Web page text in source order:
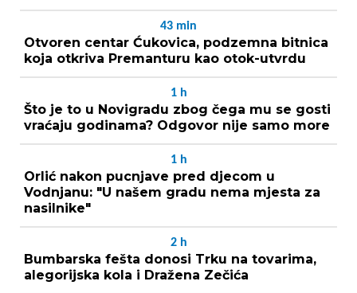
43 min
Otvoren centar Ćukovica, podzemna bitnica
koja otkriva Premanturu kao otok-utvrdu
1 h
Što je to u Novigradu zbog čega mu se gosti
vraćaju godinama? Odgovor nije samo more
1 h
Orlić nakon pucnjave pred djecom u
Vodnjanu: "U našem gradu nema mjesta za
nasilnike"
2 h
Bumbarska fešta donosi Trku na tovarima,
alegorijska kola i Dražena Zečića